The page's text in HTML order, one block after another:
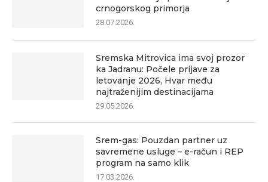
crnogorskog primorja
28.07.2026.
Sremska Mitrovica ima svoj prozor
ka Jadranu: Počele prijave za
letovanje 2026, Hvar među
najtraženijim destinacijama
29.05.2026.
Srem-gas: Pouzdan partner uz
savremene usluge – e-račun i REP
program na samo klik
17.03.2026.